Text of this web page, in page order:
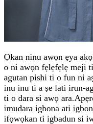
Ọkan ninu awọn ẹya
o ni awọn fẹlẹfẹlẹ meji
agutan pishi ti o fun ni
inu inu ti a ṣe lati irun-
ti o dara si awọ
imudara igbona ati
ifọwọkan ti igbadun si